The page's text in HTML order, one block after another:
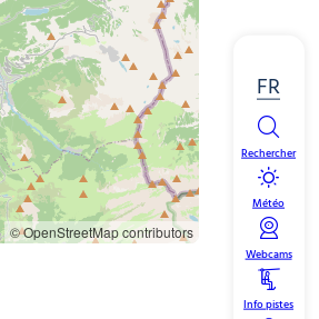
FR
Rechercher
Météo
Webcams
Info pistes
© OpenStreetMap contributors